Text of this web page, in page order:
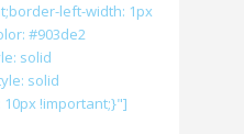
left-width: 1px
#903de2
solid
solid
!important;}"]